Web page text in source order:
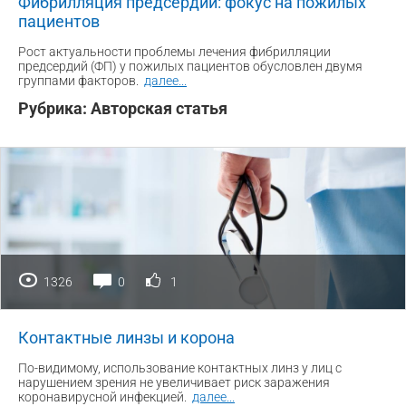
пациентов
Рост актуальности проблемы лечения фибрилляции
предсердий (ФП) у пожилых пациентов обусловлен двумя
группами факторов.
далее
Рубрика: Авторская статья
1326 0 1
Контактные линзы и корона
По-видимому, использование контактных линз у лиц с
нарушением зрения не увеличивает риск заражения
коронавирусной инфекцией.
далее